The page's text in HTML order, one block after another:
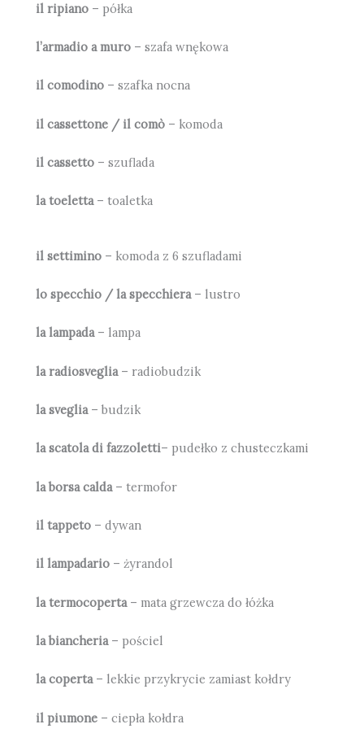
il ripiano – półka
l’armadio a muro – szafa wnękowa
il comodino – szafka nocna
il cassettone / il comò – komoda
il cassetto – szuflada
la toeletta– toaletka
il settimino – komoda z 6 szufladami
lo specchio / la specchiera– lustro
la lampada– lampa
la radiosveglia – radiobudzik
la sveglia– budzik
la scatola di fazzoletti– pudełko z chusteczkami
la borsa calda – termofor
il tappeto – dywan
il lampadario – żyrandol
la termocoperta – mata grzewcza do łóżka
la biancheria– pościel
la coperta– lekkie przykrycie zamiast kołdry
il piumone – ciepła kołdra